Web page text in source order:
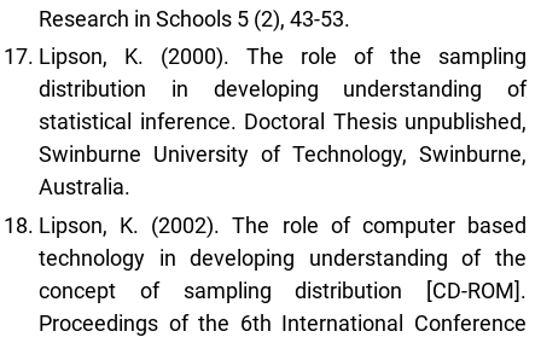
Research in Schools 5 (2), 43-53.
Lipson, K. (2000). The role of the sampling
distribution in developing understanding of
statistical inference. Doctoral Thesis unpublished,
Swinburne University of Technology, Swinburne,
Australia.
Lipson, K. (2002). The role of computer based
technology in developing understanding of the
concept of sampling distribution [CD-ROM].
Proceedings of the 6th International Conference